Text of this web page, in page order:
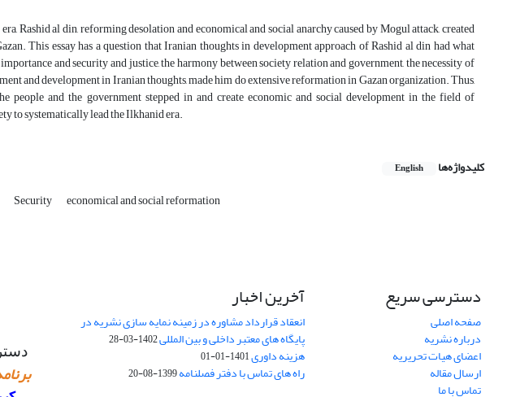
Rashid al din, reforming desolation and economical and social anarchy caused by Mogul attack, created
This essay has a question that Iranian thoughts in development approach of Rashid al din had what
and security and justice, the harmony between society relation and government, the necessity of
and development in Iranian thoughts, made him do extensive reformation in Gazan organization. Thus,
and the government stepped in and create economic and social development in the field of
to systematically lead the Ilkhanid era.
کلیدواژه‌ها English
Security economical and social reformation
دسترسی سریع
صفحه اصلی
درباره نشریه
اعضای هیات تحریریه
ارسال مقاله
تماس با ما
آخرین اخبار
انعقاد قرارداد مشاوره در زمینه نمایه سازی نشریه در
پایگاه های معتبر داخلی و بین المللی1402-03-28
هزینه داوری1401-01-01
راه های تماس با دفتر فصلنامه1399-08-20